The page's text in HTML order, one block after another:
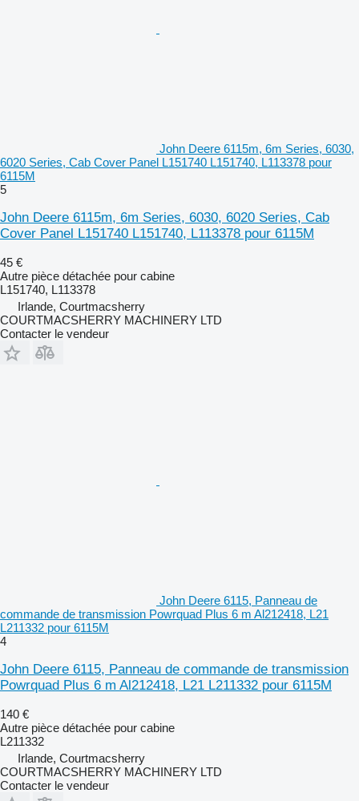
John Deere 6115m, 6m Series, 6030,
6020 Series, Cab Cover Panel L151740 L151740, L113378 pour
6115M
5
John Deere 6115m, 6m Series, 6030, 6020 Series, Cab
Cover Panel L151740 L151740, L113378 pour 6115M
45 €
Autre pièce détachée pour cabine
L151740, L113378
Irlande, Courtmacsherry
COURTMACSHERRY MACHINERY LTD
Contacter le vendeur
John Deere 6115, Panneau de
commande de transmission Powrquad Plus 6 m Al212418, L21
L211332 pour 6115M
4
John Deere 6115, Panneau de commande de transmission
Powrquad Plus 6 m Al212418, L21 L211332 pour 6115M
140 €
Autre pièce détachée pour cabine
L211332
Irlande, Courtmacsherry
COURTMACSHERRY MACHINERY LTD
Contacter le vendeur